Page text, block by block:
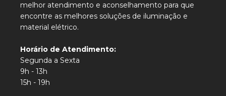
melhor atendimento e aconselhamento para que
encontre as melhores soluções de iluminação e
material elétrico.
Horário de Atendimento:
Segunda a Sexta
9h - 13h
15h - 19h